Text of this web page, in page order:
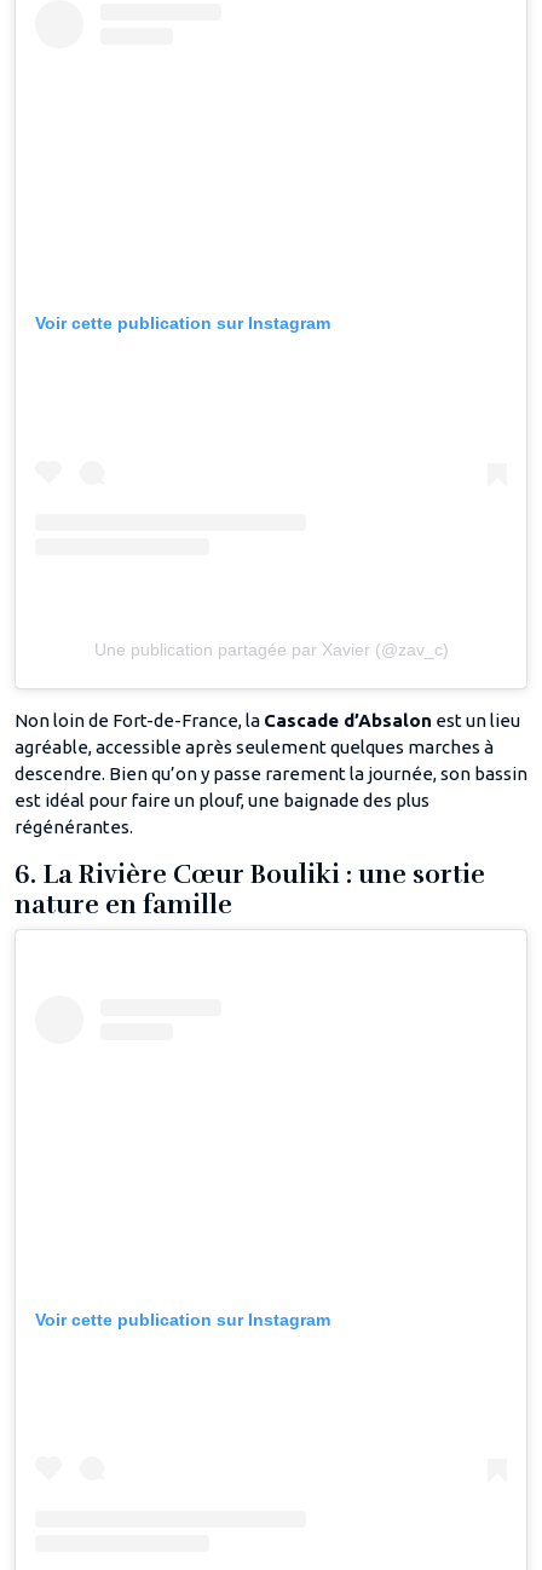
Voir cette publication sur Instagram
Une publication partagée par Xavier (@zav_c)
Non loin de Fort-de-France, la Cascade d’Absalon est un lieu
agréable, accessible après seulement quelques marches à
descendre. Bien qu’on y passe rarement la journée, son bassin
est idéal pour faire un plouf, une baignade des plus
régénérantes.
6. La Rivière Cœur Bouliki : une sortie
nature en famille
Voir cette publication sur Instagram